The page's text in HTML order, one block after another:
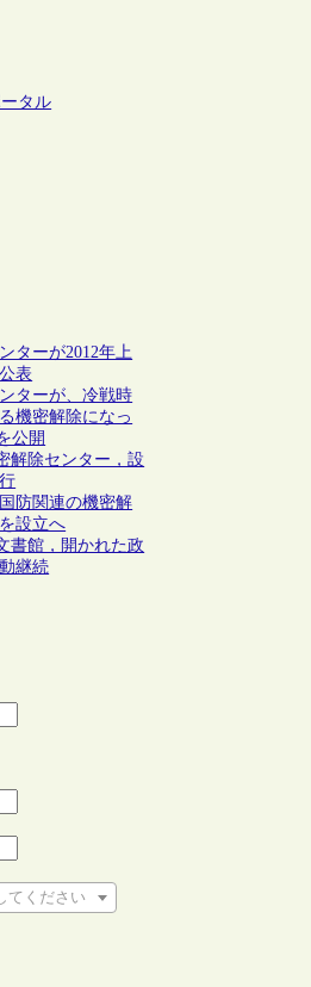
タル
ターが2012年上
表
ターが、冷戦時
機密解除になっ
公開
解除センター，設
防関連の機密解
設立へ
書館，開かれた政
継続
てください
さい